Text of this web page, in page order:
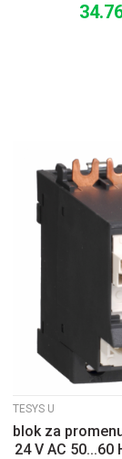
TESYS U
blok za
24 V AC